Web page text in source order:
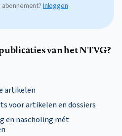
abonnement?Inloggen
van het NTVG?
artikelen
voor artikelen en dossiers
en nascholing mét